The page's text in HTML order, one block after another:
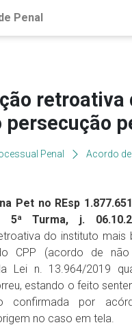
Penal
retroativa
persecução
Penal Acordo
Pet no REsp
5ª Turma, j.
do instituto mais
CPP (acordo de não
Lei n. 13.964/2019
estando o feito
confirmada por
no caso em tela.